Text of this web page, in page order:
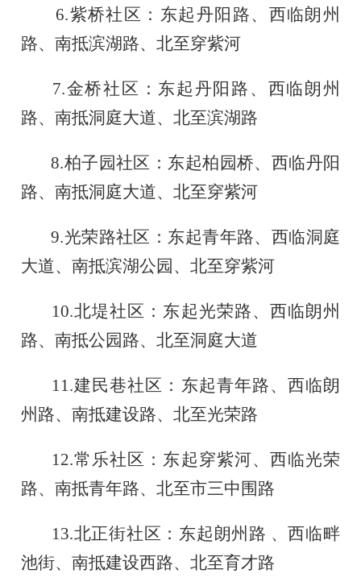
6.紫桥社区：东起丹阳路、西临朗州
路、南抵滨湖路、北至穿紫河
7.金桥社区：东起丹阳路、西临朗州
路、南抵洞庭大道、北至滨湖路
8.柏子园社区：东起柏园桥、西临丹阳
路、南抵洞庭大道、北至穿紫河
9.光荣路社区：东起青年路、西临洞庭
大道、南抵滨湖公园、北至穿紫河
10.北堤社区：东起光荣路、西临朗州
路、南抵公园路、北至洞庭大道
11.建民巷社区：东起青年路、西临朗
州路、南抵建设路、北至光荣路
12.常乐社区：东起穿紫河、西临光荣
路、南抵青年路、北至市三中围路
13.北正街社区：东起朗州路 、西临畔
池街、南抵建设西路、北至育才路